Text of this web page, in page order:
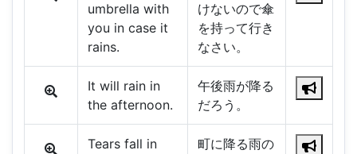
umbrella with
you in case it
rains.
けないので傘
を持って行き
なさい。
It will rain in
the afternoon.
午後雨が降る
だろう。
Tears fall in
町に降る雨の